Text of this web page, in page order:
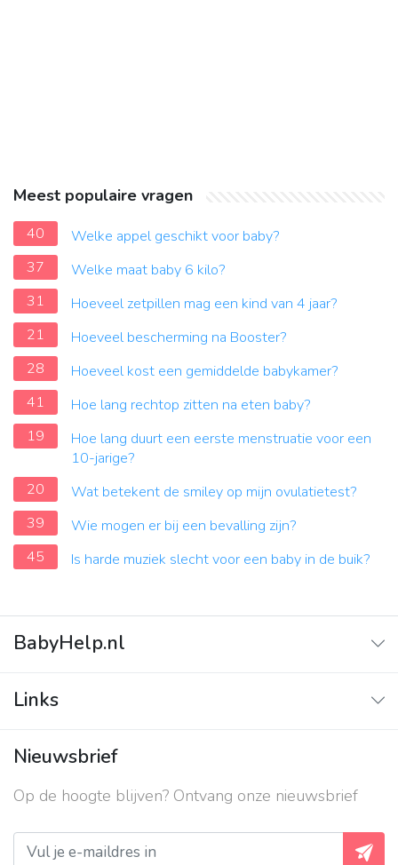
Meest populaire vragen
40
Welke appel geschikt voor baby?
37
Welke maat baby 6 kilo?
31
Hoeveel zetpillen mag een kind van 4 jaar?
21
Hoeveel bescherming na Booster?
28
Hoeveel kost een gemiddelde babykamer?
41
Hoe lang rechtop zitten na eten baby?
19
Hoe lang duurt een eerste menstruatie voor een
10-jarige?
20
Wat betekent de smiley op mijn ovulatietest?
39
Wie mogen er bij een bevalling zijn?
45
Is harde muziek slecht voor een baby in de buik?
BabyHelp.nl
Vraag & Antwoord
Links
Contact
Over ons
Privacy beleid
Nieuwsbrief
Op de hoogte blijven? Ontvang onze nieuwsbrief